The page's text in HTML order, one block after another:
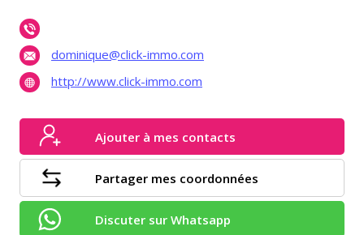
dominique@click-immo.com
http://www.click-immo.com
Ajouter à mes contacts
Partager mes coordonnées
Discuter sur Whatsapp